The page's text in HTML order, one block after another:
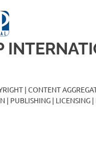
| CONTENT
| PUBLISHING | LICENSING